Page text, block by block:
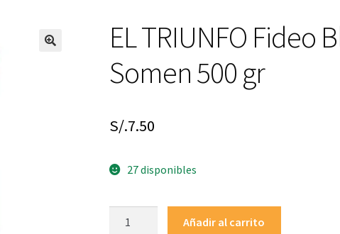
EL TRIUNFO Fideo
Somen 500 gr
S/.7.50
27 disponibles
Añadir al carrito